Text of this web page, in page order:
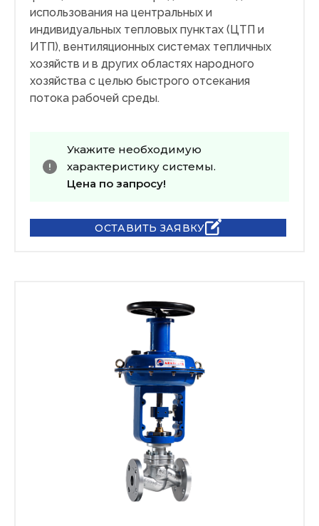
использования на центральных и
индивидуальных тепловых пунктах (ЦТП и
ИТП), вентиляционных системах тепличных
хозяйств и в других областях народного
хозяйства с целью быстрого отсекания
потока рабочей среды.
Укажите необходимую
характеристику системы.
Цена по запросу!
ОСТАВИТЬ ЗАЯВКУ